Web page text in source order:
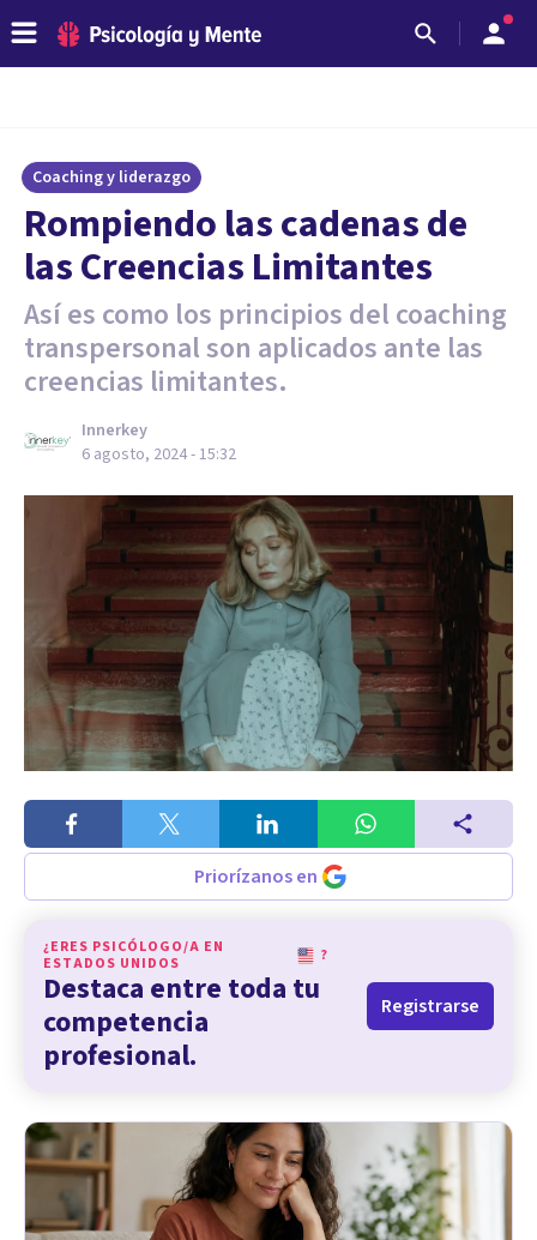
Coaching y liderazgo
Rompiendo las cadenas de
las Creencias Limitantes
Así es como los principios del coaching
transpersonal son aplicados ante las
creencias limitantes.
Innerkey
6 agosto, 2024 - 15:32
Priorízanos en
¿ERES PSICÓLOGO/A EN
ESTADOS UNIDOS
?
Destaca entre toda tu
competencia
profesional.
Registrarse